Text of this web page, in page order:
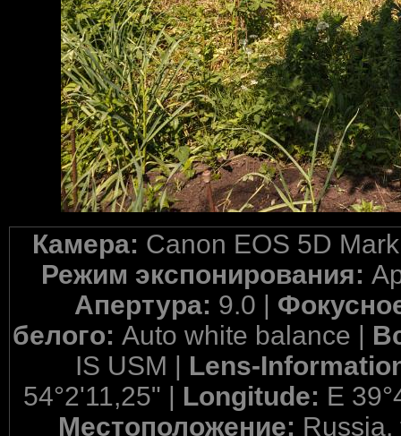
Камера: Canon EOS 5D
Режим экспонирования:
Апертура: 9.0 |
белого: Auto white balance |
IS USM | Lens-
54°2'11,25" | Longitude: E
Местоположение: